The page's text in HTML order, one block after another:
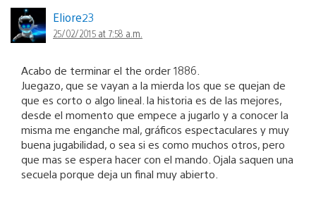
Eliore23
25/02/2015 at 7:58 a.m.
Acabo de terminar el the order 1886.
Juegazo, que se vayan a la mierda los que se quejan de
que es corto o algo lineal. la historia es de las mejores,
desde el momento que empece a jugarlo y a conocer la
misma me enganche mal, gráficos espectaculares y muy
buena jugabilidad, o sea si es como muchos otros, pero
que mas se espera hacer con el mando. Ojala saquen una
secuela porque deja un final muy abierto.